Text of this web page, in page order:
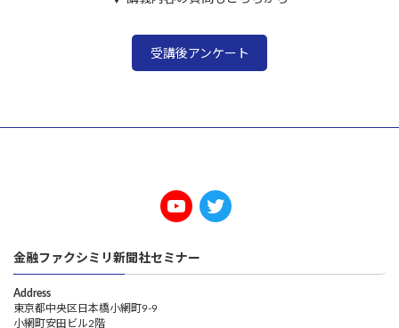
受講後アンケート
金融ファクシミリ新聞社セミナー
Address
東京都中央区日本橋小網町9-9
小網町安田ビル2階